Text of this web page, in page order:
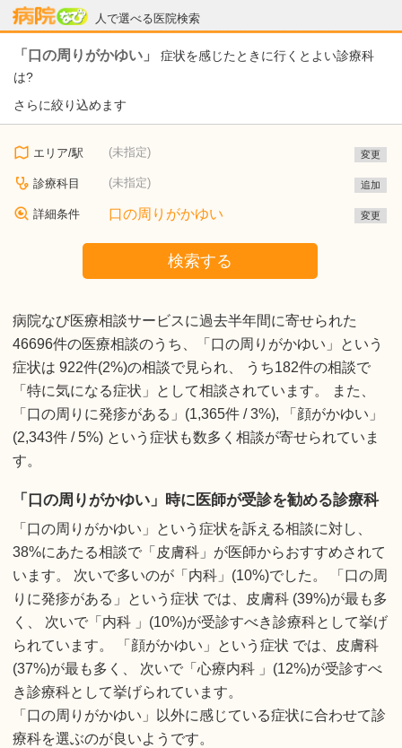
人で選べる医院検索
病院なび
「口の周りがかゆい」
症状を感じたときに行くとよい診療科
は?
さらに絞り込めます
エリア/駅 (未指定) 変更
診療科目 (未指定) 追加
詳細条件 口の周りがかゆい 変更
検索する
病院なび医療相談サービスに過去半年間に寄せられた
46696件の医療相談のうち、「口の周りがかゆい」という
症状は 922件(2%)の相談で見られ、 うち182件の相談で
「特に気になる症状」として相談されています。 また、
「口の周りに発疹がある」(1,365件 / 3%), 「顔がかゆい」
(2,343件 / 5%) という症状も数多く相談が寄せられていま
す。
「口の周りがかゆい」時に医師が受診を勧める診療科
「口の周りがかゆい」という症状を訴える相談に対し、
38%にあたる相談で「皮膚科」が医師からおすすめされて
います。 次いで多いのが「内科」(10%)でした。 「口の周
りに発疹がある」という症状 では、皮膚科 (39%)が最も多
く、 次いで「内科 」(10%)が受診すべき診療科として挙げ
られています。 「顔がかゆい」という症状 では、皮膚科
(37%)が最も多く、 次いで「心療内科 」(12%)が受診すべ
き診療科として挙げられています。
「口の周りがかゆい」以外に感じている症状に合わせて診
療科を選ぶのが良いようです。